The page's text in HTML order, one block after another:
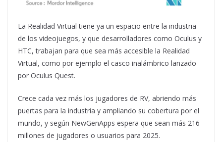
La Realidad Virtual tiene ya un espacio entre la industria
de los videojuegos, y que desarrolladores como Oculus y
HTC, trabajan para que sea más accesible la Realidad
Virtual, como por ejemplo el casco inalámbrico lanzado
por Oculus Quest.
Crece cada vez más los jugadores de RV, abriendo más
puertas para la industria y ampliando su cobertura por el
mundo, y según NewGenApps espera que sean más 216
millones de jugadores o usuarios para 2025.